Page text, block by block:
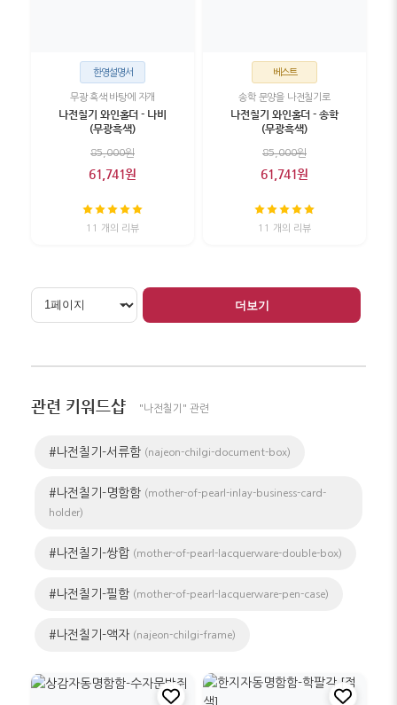
한영설명서
무광 흑색 바탕에 자개
나전칠기 와인홀더 - 나비
(무광흑색)
85,000원
61,741원
11 개의 리뷰
베스트
송학 문양을 나전칠기로
나전칠기 와인홀더 - 송학
(무광흑색)
85,000원
61,741원
11 개의 리뷰
더보기
관련 키워드샵 "나전칠기" 관련
#나전칠기-서류함 (najeon-chilgi-document-box)
#나전칠기-명함함 (mother-of-pearl-inlay-business-card-
holder)
#나전칠기-쌍합 (mother-of-pearl-lacquerware-double-box)
#나전칠기-필함 (mother-of-pearl-lacquerware-pen-case)
#나전칠기-액자 (najeon-chilgi-frame)